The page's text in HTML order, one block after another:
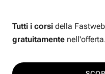
Tutti i corsi della
gratuitamente nell'offerta.